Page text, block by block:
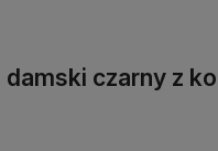
damski czarny z